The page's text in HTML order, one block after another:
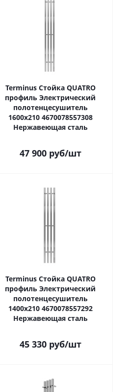
Terminus Стойка QUATRO
профиль Электрический
полотенцесушитель
1600х210 4670078557308
Нержавеющая сталь
47 900руб/шт
Terminus Стойка QUATRO
профиль Электрический
полотенцесушитель
1400х210 4670078557292
Нержавеющая сталь
45 330руб/шт